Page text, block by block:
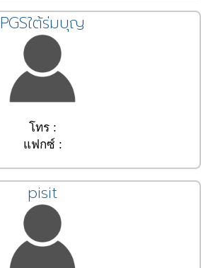
PGSใต้ร่มบุญ
โทร :
แฟกซ์ :
pisit